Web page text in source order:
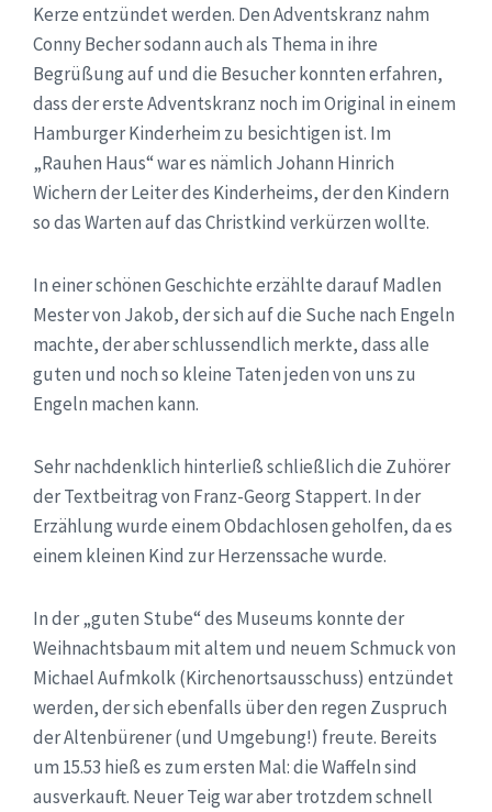
Kerze entzündet werden. Den Adventskranz nahm
Conny Becher sodann auch als Thema in ihre
Begrüßung auf und die Besucher konnten erfahren,
dass der erste Adventskranz noch im Original in einem
Hamburger Kinderheim zu besichtigen ist. Im
„Rauhen Haus“ war es nämlich Johann Hinrich
Wichern der Leiter des Kinderheims, der den Kindern
so das Warten auf das Christkind verkürzen wollte.
In einer schönen Geschichte erzählte darauf Madlen
Mester von Jakob, der sich auf die Suche nach Engeln
machte, der aber schlussendlich merkte, dass alle
guten und noch so kleine Taten jeden von uns zu
Engeln machen kann.
Sehr nachdenklich hinterließ schließlich die Zuhörer
der Textbeitrag von Franz-Georg Stappert. In der
Erzählung wurde einem Obdachlosen geholfen, da es
einem kleinen Kind zur Herzenssache wurde.
In der „guten Stube“ des Museums konnte der
Weihnachtsbaum mit altem und neuem Schmuck von
Michael Aufmkolk (Kirchenortsausschuss) entzündet
werden, der sich ebenfalls über den regen Zuspruch
der Altenbürener (und Umgebung!) freute. Bereits
um 15.53 hieß es zum ersten Mal: die Waffeln sind
ausverkauft. Neuer Teig war aber trotzdem schnell